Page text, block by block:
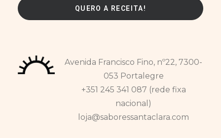
Avenida Francisco Fino, nº22, 7300-
053 Portalegre
+351 245 341 087 (rede fixa
nacional)
loja@saboressantaclara.com